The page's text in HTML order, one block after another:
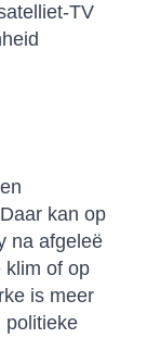
TV
kan op
na afgeleë
klim of op
is meer
politieke